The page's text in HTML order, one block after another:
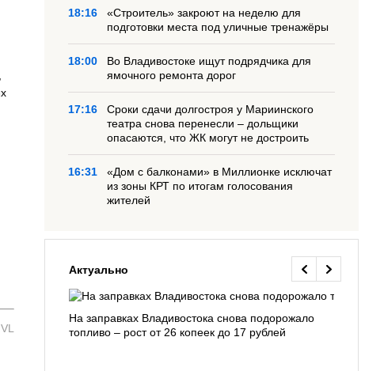
18:16
«Строитель» закроют на неделю для
подготовки места под уличные тренажёры
18:00
Во Владивостоке ищут подрядчика для
ямочного ремонта дорог
17:16
Сроки сдачи долгостроя у Мариинского
театра снова перенесли – дольщики
опасаются, что ЖК могут не достроить
16:31
«Дом с балконами» в Миллионке исключат
из зоны КРТ по итогам голосования
жителей
Актуально
На заправках Владивостока снова подорожало
топливо – рост от 26 копеек до 17 рублей